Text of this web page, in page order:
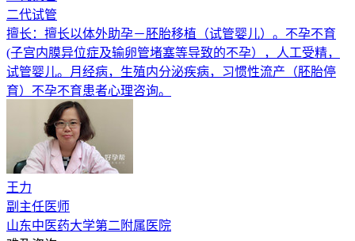
二代试管
擅长：擅长以体外助孕－胚胎移植（试管婴儿）。不孕不育
(子宫内膜异位症及输卵管堵塞等导致的不孕），人工受精，
试管婴儿。月经病，生殖内分泌疾病，习惯性流产（胚胎停
育）不孕不育患者心理咨询。
王力
副主任医师
山东中医药大学第二附属医院